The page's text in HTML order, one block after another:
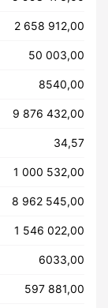
2 658 912,00
50 003,00
8540,00
9 876 432,00
34,57
1 000 532,00
8 962 545,00
1 546 022,00
6033,00
597 881,00